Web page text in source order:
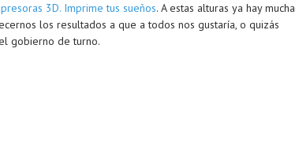
3D. Imprime tus sueños. A estas alturas ya hay mucha
los resultados a que a todos nos gustaría, o quizás
gobierno de turno.